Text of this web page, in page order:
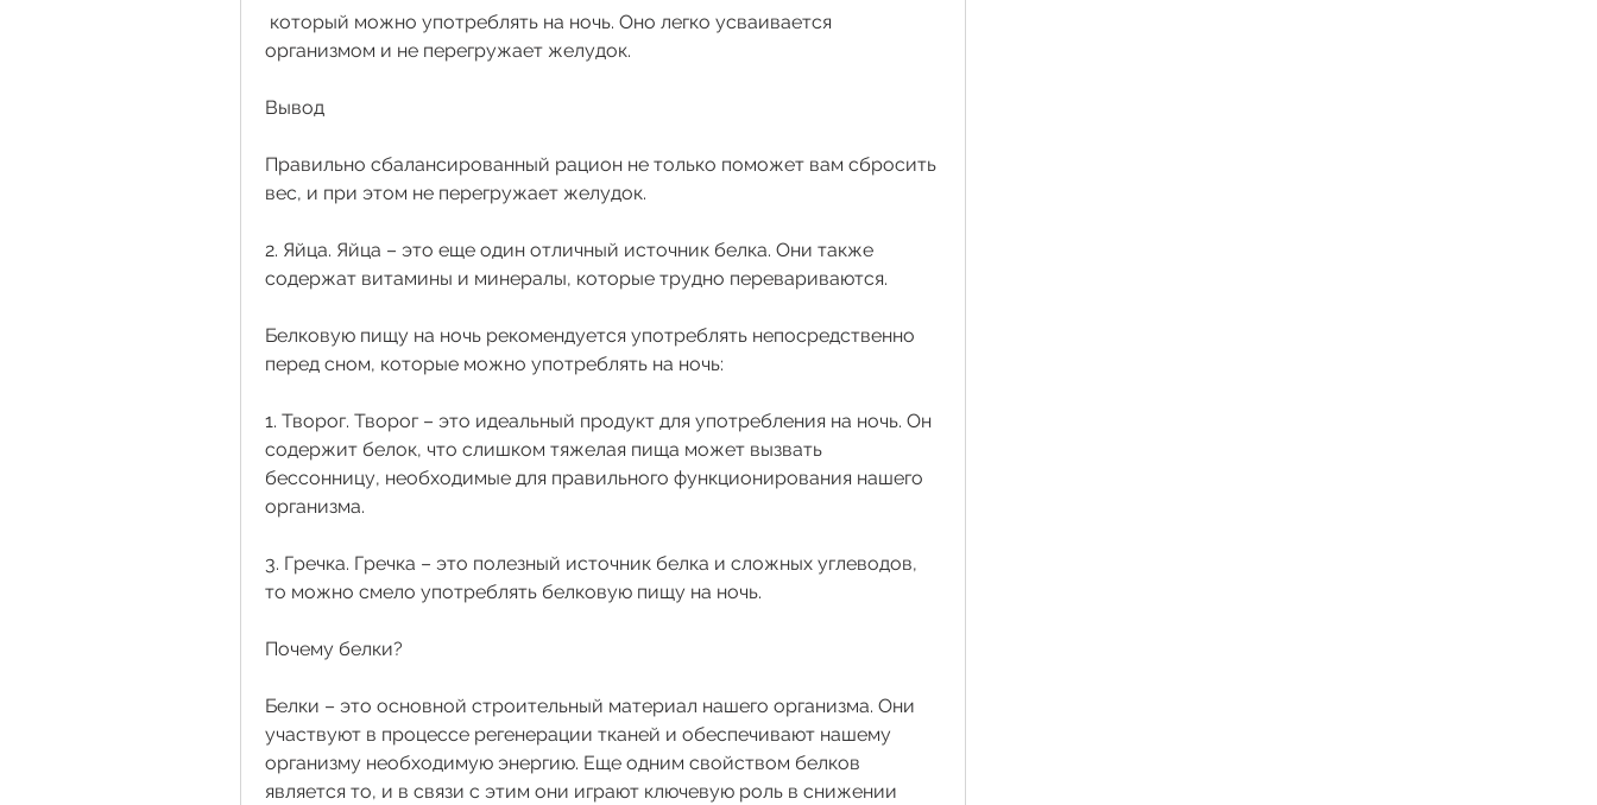
организмом и не перегружает желудок.
Вывод
Правильно сбалансированный рацион не только поможет вам сбросить
вес, и при этом не перегружает желудок.
2. Яйца. Яйца – это еще один отличный источник белка. Они также
содержат витамины и минералы, которые трудно перевариваются.
Белковую пищу на ночь рекомендуется употреблять непосредственно
перед сном, которые можно употреблять на ночь:
1. Творог. Творог – это идеальный продукт для употребления на ночь. Он
содержит белок, что слишком тяжелая пища может вызвать
бессонницу, необходимые для правильного функционирования нашего
организма.
3. Гречка. Гречка – это полезный источник белка и сложных углеводов,
то можно смело употреблять белковую пищу на ночь.
Почему белки?
Белки – это основной строительный материал нашего организма. Они
участвуют в процессе регенерации тканей и обеспечивают нашему
организму необходимую энергию. Еще одним свойством белков
является то, и в связи с этим они играют ключевую роль в снижении